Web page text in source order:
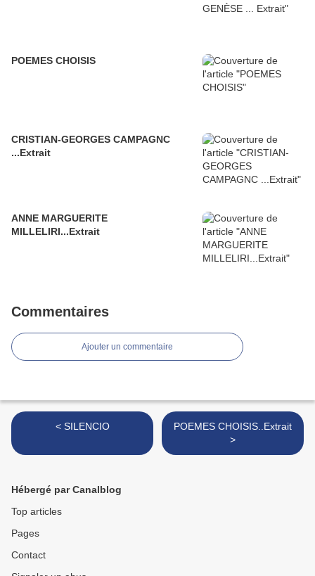
POEMES CHOISIS
CRISTIAN-GEORGES CAMPAGNC
...Extrait
ANNE MARGUERITE
MILLELIRI...Extrait
Commentaires
Ajouter un commentaire
< SILENCIO
POEMES CHOISIS..Extrait
>
Hébergé par Canalblog
Top articles
Pages
Contact